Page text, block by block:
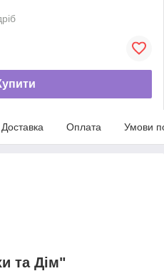
Доставка Оплата Умови
та Дім"